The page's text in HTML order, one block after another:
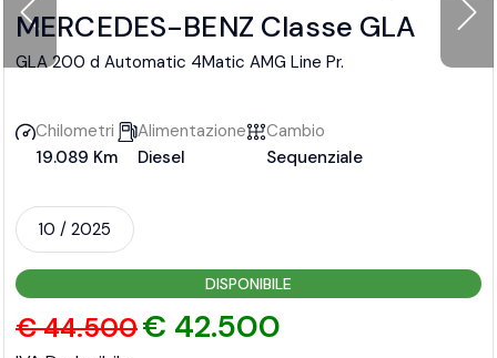
MERCEDES-BENZ Classe GLA
GLA 200 d Automatic 4Matic AMG Line Pr.
Chilometri
19.089 Km
Alimentazione
Diesel
Cambio
Sequenziale
10 / 2025
DISPONIBILE
€ 44.500€ 42.500